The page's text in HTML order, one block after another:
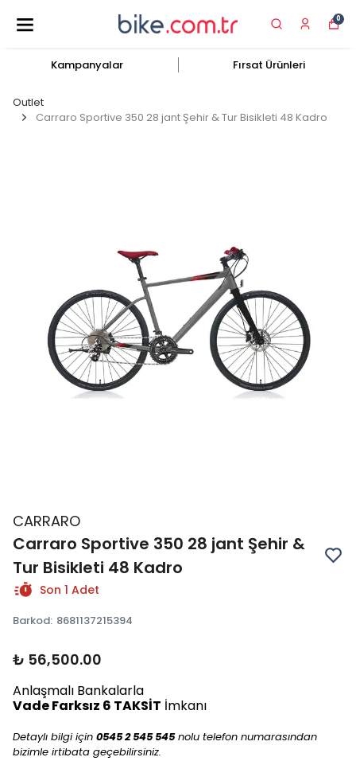
0
Kampanyalar Fırsat Ürünleri
Outlet
Carraro Sportive 350 28 jant Şehir & Tur Bisikleti 48 Kadro
CARRARO
Carraro Sportive 350 28 jant Şehir &
Tur Bisikleti 48 Kadro
Son 1 Adet
Barkod: 8681137215394
₺ 56,500.00
Anlaşmalı Bankalarla
Vade Farksız 6 TAKSİT İmkanı
Detaylı bilgi için 0545 2 545 545nolu telefon numarasından
bizimle irtibata geçebilirsiniz.